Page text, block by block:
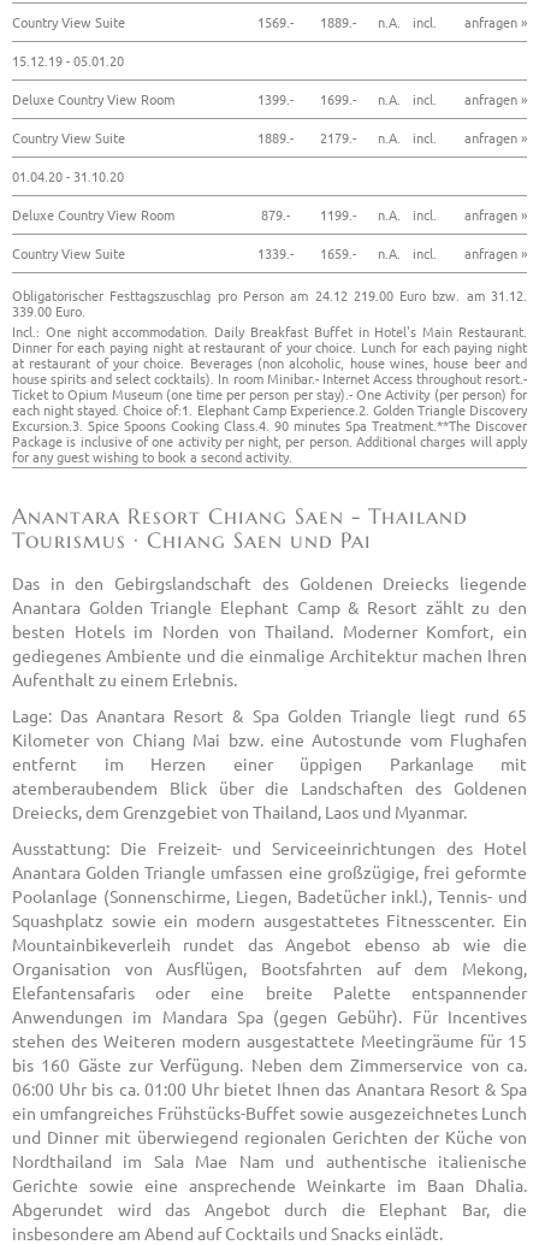
Country View Suite
1569.- 1889.- n.A. incl.
anfragen »
15.12.19 - 05.01.20
Deluxe Country View Room
1399.- 1699.- n.A. incl.
anfragen »
Country View Suite
1889.- 2179.- n.A. incl.
anfragen »
01.04.20 - 31.10.20
Deluxe Country View Room
879.- 1199.- n.A. incl.
anfragen »
Country View Suite
1339.- 1659.- n.A. incl. anfragen »
Obligatorischer Festtagszuschlag pro Person am 24.12 219.00 Euro bzw. am 31.12.
339.00 Euro.
Incl.: One night accommodation. Daily Breakfast Buffet in Hotel's Main Restaurant.
Dinner for each paying night at restaurant of your choice. Lunch for each paying night
at restaurant of your choice. Beverages (non alcoholic, house wines, house beer and
house spirits and select cocktails). In room Minibar.- Internet Access throughout resort.-
Ticket to Opium Museum (one time per person per stay).- One Activity (per person) for
each night stayed. Choice of:1. Elephant Camp Experience.2. Golden Triangle Discovery
Excursion.3. Spice Spoons Cooking Class.4. 90 minutes Spa Treatment.**The Discover
Package is inclusive of one activity per night, per person. Additional charges will apply
for any guest wishing to book a second activity.
Anantara Resort Chiang Saen - Thailand
Tourismus · Chiang Saen und Pai
Das in den Gebirgslandschaft des Goldenen Dreiecks liegende
Anantara Golden Triangle Elephant Camp & Resort zählt zu den
besten Hotels im Norden von Thailand. Moderner Komfort, ein
gediegenes Ambiente und die einmalige Architektur machen Ihren
Aufenthalt zu einem Erlebnis.
Lage: Das Anantara Resort & Spa Golden Triangle liegt rund 65
Kilometer von Chiang Mai bzw. eine Autostunde vom Flughafen
entfernt im Herzen einer üppigen Parkanlage mit
atemberaubendem Blick über die Landschaften des Goldenen
Dreiecks, dem Grenzgebiet von Thailand, Laos und Myanmar.
Ausstattung: Die Freizeit- und Serviceeinrichtungen des Hotel
Anantara Golden Triangle umfassen eine großzügige, frei geformte
Poolanlage (Sonnenschirme, Liegen, Badetücher inkl.), Tennis- und
Squashplatz sowie ein modern ausgestattetes Fitnesscenter. Ein
Mountainbikeverleih rundet das Angebot ebenso ab wie die
Organisation von Ausflügen, Bootsfahrten auf dem Mekong,
Elefantensafaris oder eine breite Palette entspannender
Anwendungen im Mandara Spa (gegen Gebühr). Für Incentives
stehen des Weiteren modern ausgestattete Meetingräume für 15
bis 160 Gäste zur Verfügung. Neben dem Zimmerservice von ca.
06:00 Uhr bis ca. 01:00 Uhr bietet Ihnen das Anantara Resort & Spa
ein umfangreiches Frühstücks-Buffet sowie ausgezeichnetes Lunch
und Dinner mit überwiegend regionalen Gerichten der Küche von
Nordthailand im Sala Mae Nam und authentische italienische
Gerichte sowie eine ansprechende Weinkarte im Baan Dhalia.
Abgerundet wird das Angebot durch die Elephant Bar, die
insbesondere am Abend auf Cocktails und Snacks einlädt.